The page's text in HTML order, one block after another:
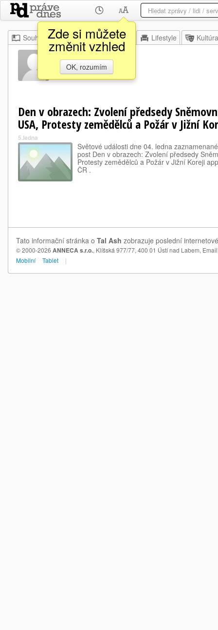
Zde si můžete
změnit vzhled
OK, rozumím
Souhrn Moje Z domova Lifestyle Kultúra
Tal Ash
Den v obrazech: Zvolení předsedy
USA, Protesty zemědělců a Požár v Jižní
5.ledna
Světové události dne 04. ledna
post Den v obrazech: Zvolení předsedy
Protesty zemědělců a Požár v Jižní Koreji
ČR .
Tato informační stránka o Tal Ash zobrazuje poslední
© 2000-2026 ANNECA s.r.o., Klíšská 977/77, 400 01 Ústí nad Labem,
Mobilní
Tablet |